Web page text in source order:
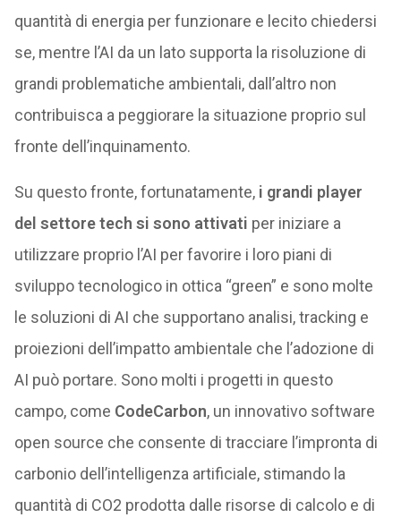
quantità di energia per funzionare e lecito chiedersi
se, mentre l’AI da un lato supporta la risoluzione di
grandi problematiche ambientali, dall’altro non
contribuisca a peggiorare la situazione proprio sul
fronte dell’inquinamento.
Su questo fronte, fortunatamente, i grandi player
del settore tech si sono attivati per iniziare a
utilizzare proprio l’AI per favorire i loro piani di
sviluppo tecnologico in ottica “green” e sono molte
le soluzioni di AI che supportano analisi, tracking e
proiezioni dell’impatto ambientale che l’adozione di
AI può portare. Sono molti i progetti in questo
campo, come CodeCarbon, un innovativo software
open source che consente di tracciare l’impronta di
carbonio dell’intelligenza artificiale, stimando la
quantità di CO2 prodotta dalle risorse di calcolo e di